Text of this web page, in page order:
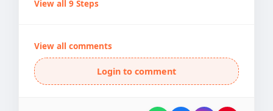
View all 9 Steps
View all comments
Login to comment